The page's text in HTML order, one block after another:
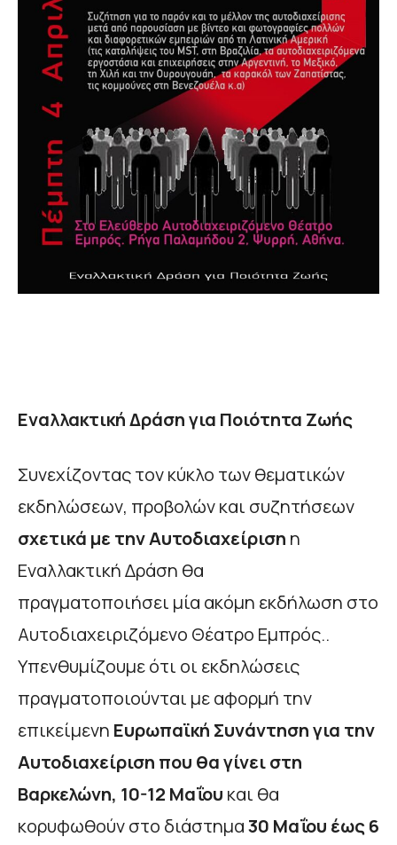
Εναλλακτική Δράση για Ποιότητα Ζωής
Συνεχίζοντας τον κύκλο των θεματικών
εκδηλώσεων, προβολών και συζητήσεων
σχετικά με την Αυτοδιαχείριση η
Εναλλακτική Δράση θα
πραγματοποιήσει μία ακόμη εκδήλωση στο
Αυτοδιαχειριζόμενο Θέατρο Εμπρός..
Υπενθυμίζουμε ότι οι εκδηλώσεις
πραγματοποιούνται με αφορμή την
επικείμενη Ευρωπαϊκή Συνάντηση για την
Αυτοδιαχείριση που θα γίνει στη
Βαρκελώνη, 10-12 Μαΐου και θα
κορυφωθούν στο διάστημα30 Μαΐου έως 6